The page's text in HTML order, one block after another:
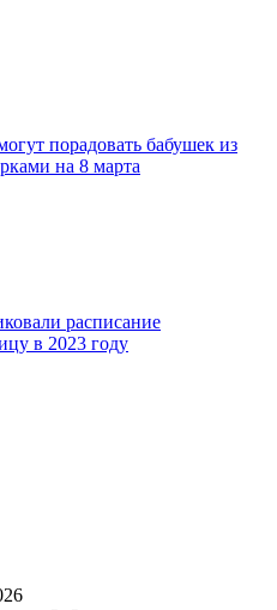
порадовать бабушек из
на 8 марта
расписание
в 2023 году